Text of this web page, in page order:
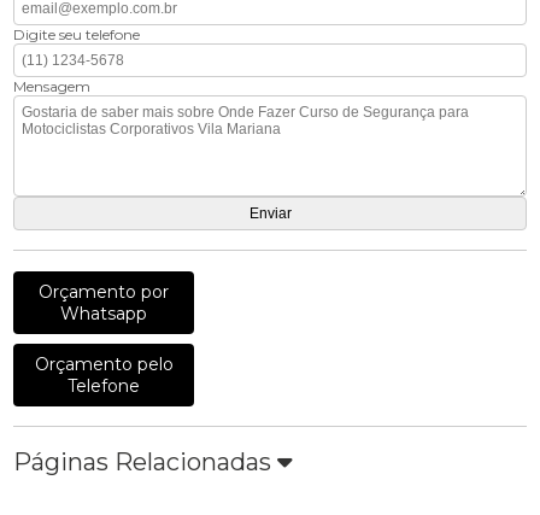
Digite seu telefone
Mensagem
Orçamento por
Whatsapp
Orçamento pelo
Telefone
Páginas Relacionadas